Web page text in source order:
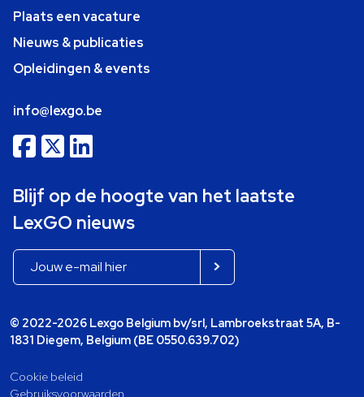
Plaats een vacature
Nieuws & publicaties
Opleidingen & events
info@lexgo.be
Blijf op de hoogte van het laatste
LexGO nieuws
© 2022-2026 Lexgo Belgium bv/srl, Lambroekstraat 5A, B-
1831 Diegem, Belgium (BE 0550.639.702)
Cookie beleid
Gebruiksvoorwaarden